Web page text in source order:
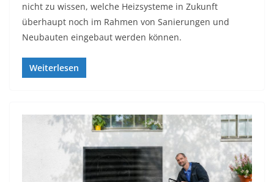
nicht zu wissen, welche Heizsysteme in Zukunft
überhaupt noch im Rahmen von Sanierungen und
Neubauten eingebaut werden können.
Weiterlesen